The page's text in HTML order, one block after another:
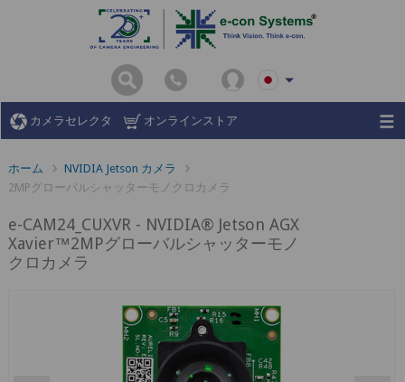
カメラセレクタ オンラインストア
ホーム
NVIDIA Jetson カメラ
2MPグローバルシャッターモノクロカメラ
e-CAM24_CUXVR - NVIDIA® Jetson AGX
Xavier™2MPグローバルシャッターモノ
クロカメラ